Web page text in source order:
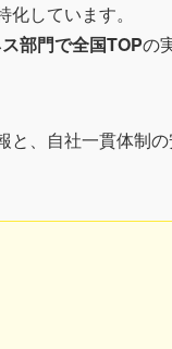
しています。
部門で全国TOPの
、自社一貫体制の